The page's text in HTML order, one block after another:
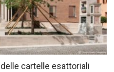
cartelle esattoriali